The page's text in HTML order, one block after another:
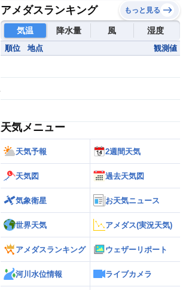
アメダスランキング もっと見る
気温 降水量 風 湿度
順位 地点 観測値
天気メニュー
天気予報 2週間天気
天気図 過去天気図
気象衛星 お天気ニュース
世界天気 アメダス(実況天気)
アメダスランキング ウェザーリポート
河川水位情報 ライブカメラ